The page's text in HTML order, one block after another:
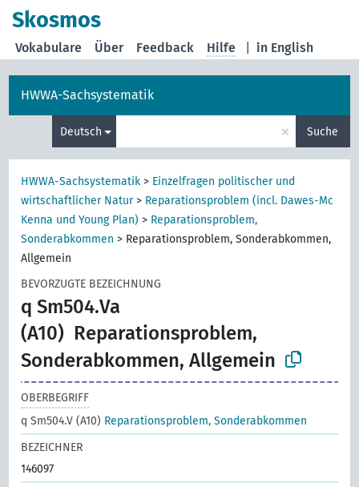
Skosmos
in English
Vokabulare Über Feedback Hilfe
HWWA-Sachsystematik
Deutsch × Suche
HWWA-Sachsystematik > Einzelfragen politischer und
wirtschaftlicher Natur> Reparationsproblem (incl. Dawes-Mc
Kenna und Young Plan) > Reparationsproblem,
Sonderabkommen > Reparationsproblem, Sonderabkommen,
Allgemein
BEVORZUGTE BEZEICHNUNG
q Sm504.Va
(A10) Reparationsproblem,
Sonderabkommen, Allgemein
OBERBEGRIFF
q Sm504.V (A10) Reparationsproblem, Sonderabkommen
BEZEICHNER
146097